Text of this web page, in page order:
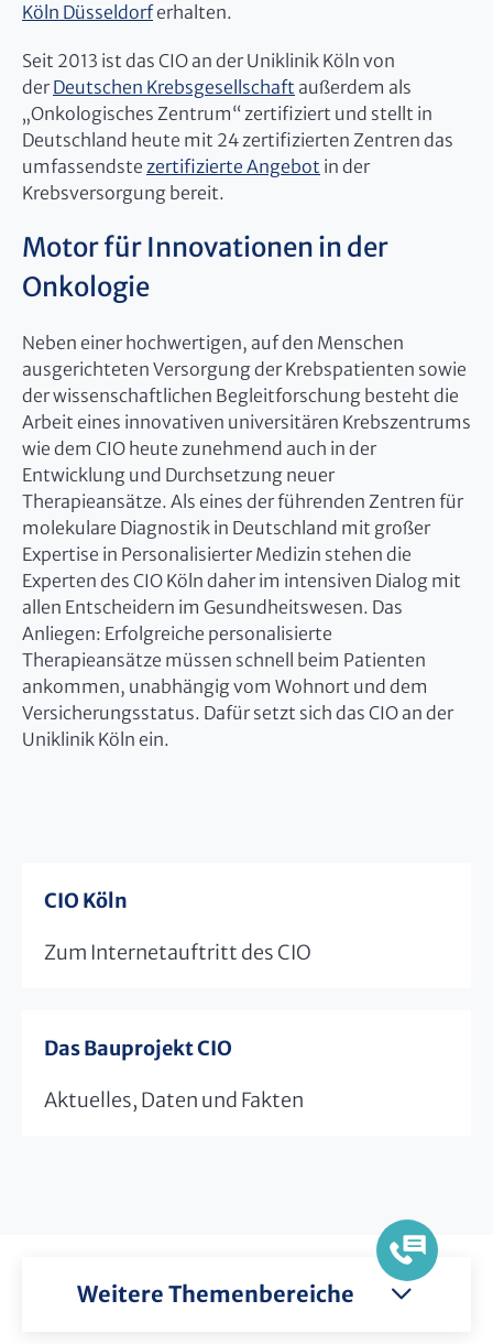
Köln Düsseldorferhalten.
Seit 2013 ist das CIO an der Uniklinik Köln von
der Deutschen Krebsgesellschaft außerdem als
„Onkologisches Zentrum“ zertifiziert und stellt in
Deutschland heute mit 24 zertifizierten Zentren das
umfassendste zertifizierte Angebot in der
Krebsversorgung bereit.
Motor für Innovationen in der
Onkologie
Neben einer hochwertigen, auf den Menschen
ausgerichteten Versorgung der Krebspatienten sowie
der wissenschaftlichen Begleitforschung besteht die
Arbeit eines innovativen universitären Krebszentrums
wie dem CIO heute zunehmend auch in der
Entwicklung und Durchsetzung neuer
Therapieansätze. Als eines der führenden Zentren für
molekulare Diagnostik in Deutschland mit großer
Expertise in Personalisierter Medizin stehen die
Experten des CIO Köln daher im intensiven Dialog mit
allen Entscheidern im Gesundheitswesen. Das
Anliegen: Erfolgreiche personalisierte
Therapieansätze müssen schnell beim Patienten
ankommen, unabhängig vom Wohnort und dem
Versicherungsstatus. Dafür setzt sich das CIO an der
Uniklinik Köln ein.
CIO Köln
Zum Internetauftritt des CIO
Das Bauprojekt CIO
Aktuelles, Daten und Fakten
Weitere Themenbereiche